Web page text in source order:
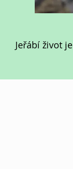
Jeřábí život